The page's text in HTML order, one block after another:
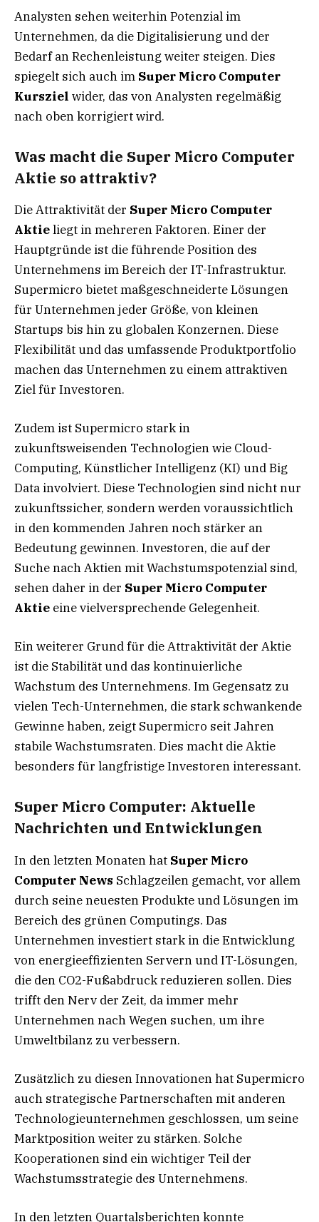
Analysten sehen weiterhin Potenzial im
Unternehmen, da die Digitalisierung und der
Bedarf an Rechenleistung weiter steigen. Dies
spiegelt sich auch im Super Micro Computer
Kursziel wider, das von Analysten regelmäßig
nach oben korrigiert wird.
Was macht die Super Micro Computer
Aktie so attraktiv?
Die Attraktivität der Super Micro Computer
Aktieliegt in mehreren Faktoren. Einer der
Hauptgründe ist die führende Position des
Unternehmens im Bereich der IT-Infrastruktur.
Supermicro bietet maßgeschneiderte Lösungen
für Unternehmen jeder Größe, von kleinen
Startups bis hin zu globalen Konzernen. Diese
Flexibilität und das umfassende Produktportfolio
machen das Unternehmen zu einem attraktiven
Ziel für Investoren.
Zudem ist Supermicro stark in
zukunftsweisenden Technologien wie Cloud-
Computing, Künstlicher Intelligenz (KI) und Big
Data involviert. Diese Technologien sind nicht nur
zukunftssicher, sondern werden voraussichtlich
in den kommenden Jahren noch stärker an
Bedeutung gewinnen. Investoren, die auf der
Suche nach Aktien mit Wachstumspotenzial sind,
sehen daher in der Super Micro Computer
Aktie eine vielversprechende Gelegenheit.
Ein weiterer Grund für die Attraktivität der Aktie
ist die Stabilität und das kontinuierliche
Wachstum des Unternehmens. Im Gegensatz zu
vielen Tech-Unternehmen, die stark schwankende
Gewinne haben, zeigt Supermicro seit Jahren
stabile Wachstumsraten. Dies macht die Aktie
besonders für langfristige Investoren interessant.
Super Micro Computer: Aktuelle
Nachrichten und Entwicklungen
In den letzten Monaten hat Super Micro
Computer News Schlagzeilen gemacht, vor allem
durch seine neuesten Produkte und Lösungen im
Bereich des grünen Computings. Das
Unternehmen investiert stark in die Entwicklung
von energieeffizienten Servern und IT-Lösungen,
die den CO2-Fußabdruck reduzieren sollen. Dies
trifft den Nerv der Zeit, da immer mehr
Unternehmen nach Wegen suchen, um ihre
Umweltbilanz zu verbessern.
Zusätzlich zu diesen Innovationen hat Supermicro
auch strategische Partnerschaften mit anderen
Technologieunternehmen geschlossen, um seine
Marktposition weiter zu stärken. Solche
Kooperationen sind ein wichtiger Teil der
Wachstumsstrategie des Unternehmens.
In den letzten Quartalsberichten konnte